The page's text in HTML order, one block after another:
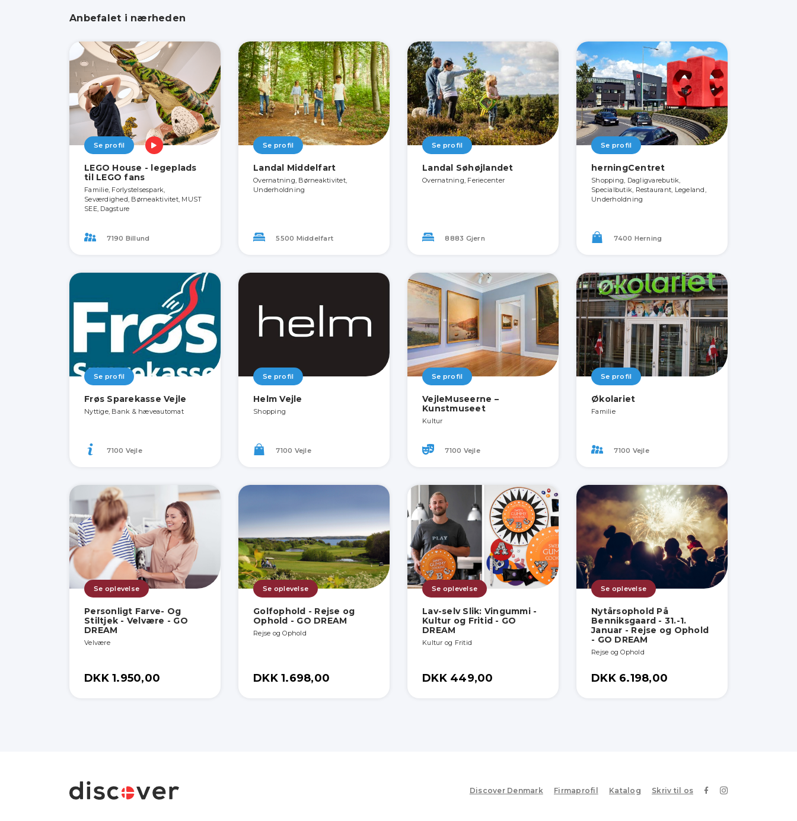
Anbefalet i nærheden
Se profil
LEGO House - legeplads
til LEGO fans
Familie, Forlystelsespark,
Seværdighed, Børneaktivitet, MUST
SEE, Dagsture
7190 Billund
Se profil
Landal Middelfart
Overnatning, Børneaktivitet,
Underholdning
5500 Middelfart
Se profil
Landal Søhøjlandet
Overnatning, Feriecenter
8883 Gjern
Se profil
herningCentret
Shopping, Dagligvarebutik,
Specialbutik, Restaurant, Legeland,
Underholdning
7400 Herning
Se profil
Frøs Sparekasse Vejle
Nyttige, Bank & hæveautomat
7100 Vejle
Se profil
Helm Vejle
Shopping
7100 Vejle
Se profil
VejleMuseerne –
Kunstmuseet
Kultur
7100 Vejle
Se profil
Økolariet
Familie
7100 Vejle
Se oplevelse
Personligt Farve- Og
Stiltjek - Velvære - GO
DREAM
Velvære
DKK 1.950,00
Se oplevelse
Golfophold - Rejse og
Ophold - GO DREAM
Rejse og Ophold
DKK 1.698,00
Se oplevelse
Lav-selv Slik: Vingummi -
Kultur og Fritid - GO
DREAM
Kultur og Fritid
DKK 449,00
Se oplevelse
Nytårsophold På
Benniksgaard - 31.-1.
Januar - Rejse og Ophold
- GO DREAM
Rejse og Ophold
DKK 6.198,00
Discover Denmark Firmaprofil Katalog Skriv til os